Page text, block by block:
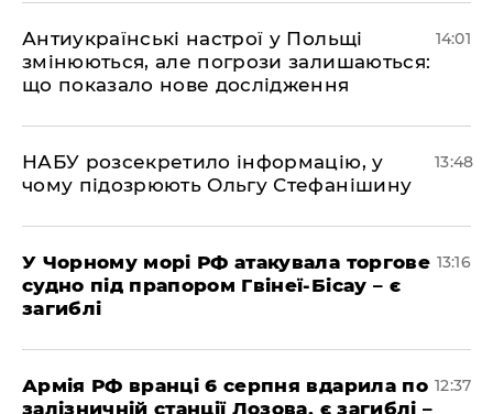
Антиукраїнські настрої у Польщі
змінюються, але погрози залишаються:
що показало нове дослідження
14:01
НАБУ розсекретило інформацію, у
чому підозрюють Ольгу Стефанішину
13:48
У Чорному морі РФ атакувала торгове
судно під прапором Гвінеї-Бісау – є
загиблі
13:16
Армія РФ вранці 6 серпня вдарила по
залізничній станції Лозова, є загиблі –
12:37